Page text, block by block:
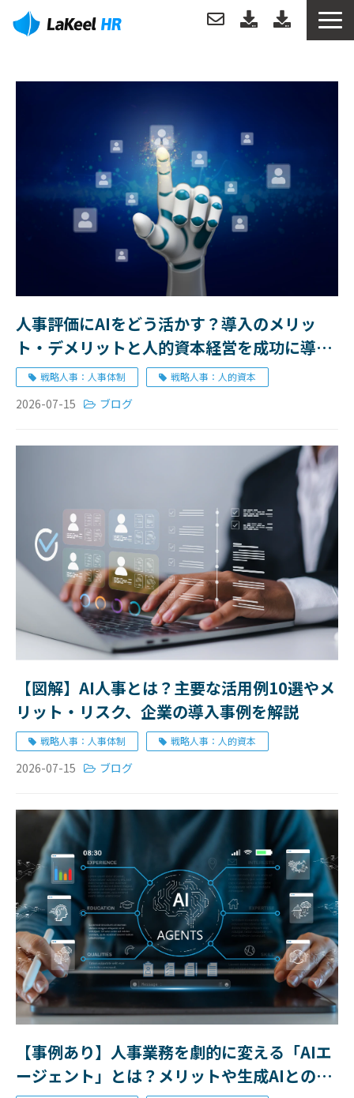
お役立ち情報
お知らせ
人事評価にAIをどう活かす？導入のメリッ
ト・デメリットと人的資本経営を成功に導く
ポイント
戦略人事：人事体制 戦略人事：人的資本
2026-07-15 ブログ
【図解】AI人事とは？主要な活用例10選やメ
リット・リスク、企業の導入事例を解説
戦略人事：人事体制 戦略人事：人的資本
2026-07-15 ブログ
【事例あり】人事業務を劇的に変える「AIエ
ージェント」とは？メリットや生成AIとの違